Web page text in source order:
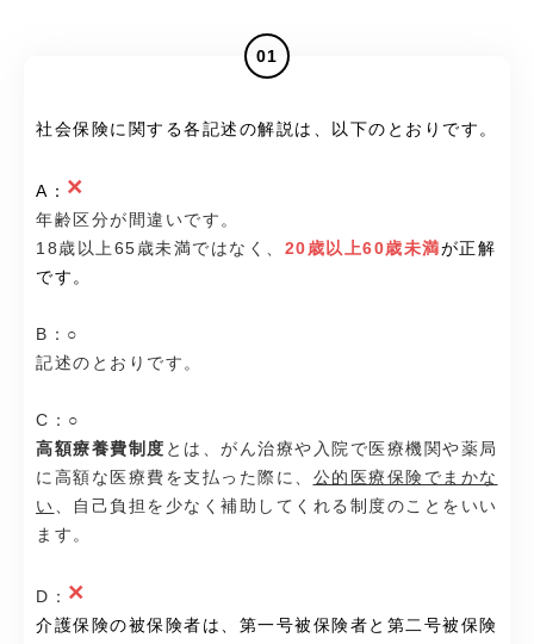
01
社会保険に関する各記述の解説は、以下のとおりです。
A： ×
年齢区分が間違いです。
18歳以上65歳未満ではなく、 20歳以上60歳未満が正解
です。
B：○
記述のとおりです。
C：○
高額療養費制度 とは、がん治療や入院で医療機関や薬局
に高額な医療費を支払った際に、 公的医療保険でまかな
い 、自己負担を少なく補助してくれる制度のことをいい
ます。
D： ×
介護保険の被保険者は、第一号被保険者と第二号被保険